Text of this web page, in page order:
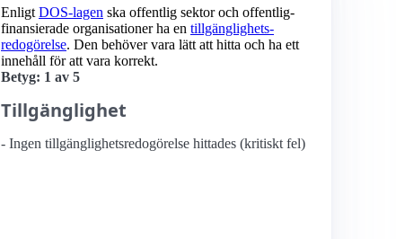
Enligt DOS-lagen ska offentlig sektor och offentlig­
finansierade organisationer ha en tillgänglighets­
redogörelse. Den behöver vara lätt att hitta och ha ett
innehåll för att vara korrekt.
Betyg: 1 av 5
Tillgänglighet
- Ingen tillgänglighetsredogörelse hittades (kritiskt fel)